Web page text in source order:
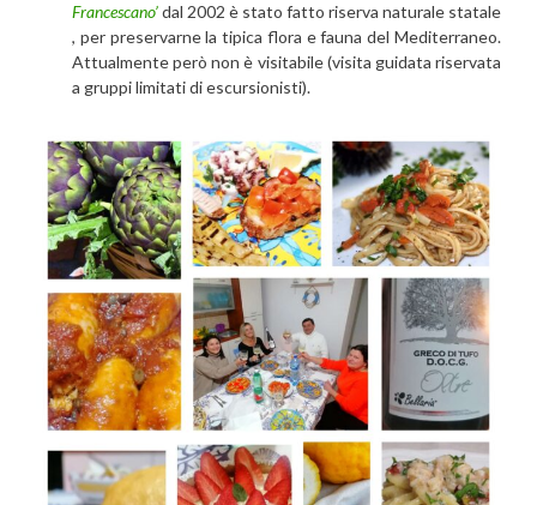
Francescano’dal 2002 è stato fatto riserva naturale statale
, per preservarne la tipica flora e fauna del Mediterraneo.
Attualmente però non è visitabile (visita guidata riservata
a gruppi limitati di escursionisti).